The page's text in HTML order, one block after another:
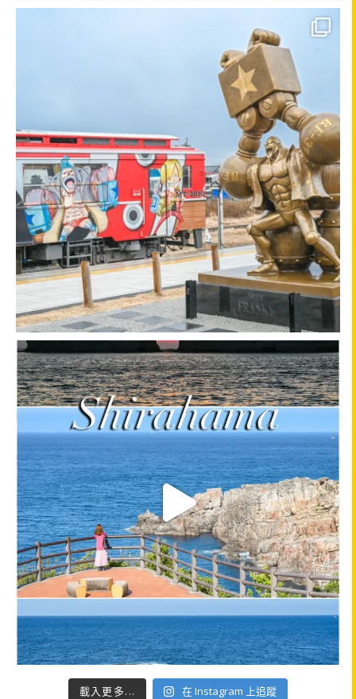
載入更多... 在 Instagram 上追蹤